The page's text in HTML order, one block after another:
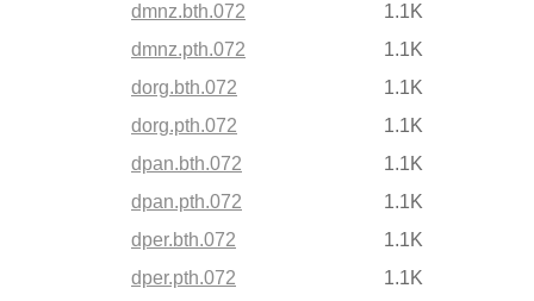
dmnz.bth.072
1.1K
dmnz.pth.072
1.1K
dorg.bth.072
1.1K
dorg.pth.072
1.1K
dpan.bth.072
1.1K
dpan.pth.072
1.1K
dper.bth.072
1.1K
dper.pth.072
1.1K